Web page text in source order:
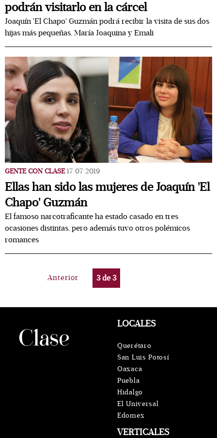
podrán visitarlo en la cárcel
Joaquín 'El Chapo' Guzmán podrá recibir la visita de sus dos
hijas más pequeñas, María Joaquina y Emali
GENTE CON CLASE 17/07/2019
Ellas han sido las mujeres de Joaquín 'El
Chapo' Guzmán
El famoso narcotraficante ha estado casado en tres
ocasiones distintas, pero además tuvo otros polémicos
romances
Anterior 3de3
VERTICALES
LOCALES
Querétaro
San Luis Potosí
Oaxaca
Puebla
Hidalgo
El Universal
Edomex